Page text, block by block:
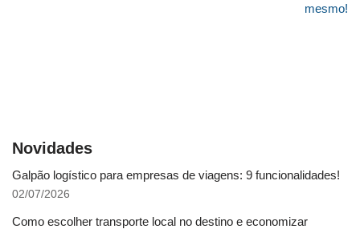
mesmo!
Novidades
Galpão logístico para empresas de viagens: 9 funcionalidades!
02/07/2026
Como escolher transporte local no destino e economizar